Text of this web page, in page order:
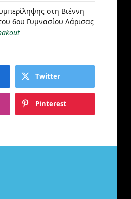
στη Βιέννη
6ου Γυμνασίου Λάρισας
Twitter
Pinterest